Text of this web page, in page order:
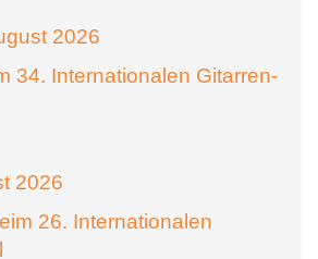
2026
34. Internationalen Gitarren-
2026
26. Internationalen